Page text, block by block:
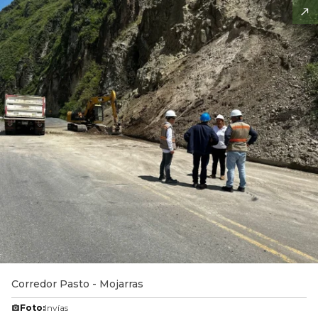
Corredor Pasto - Mojarras
Foto:Invías